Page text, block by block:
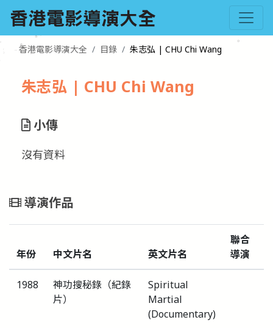
香港電影導演大全 目錄 朱志弘 | CHU Chi Wang
朱志弘 | CHU Chi Wang
小傳
沒有資料
導演作品
年份 中文片名 英文片名
聯合
導演
1988
神功搜秘錄（紀錄
片）
Spiritual
Martial
(Documentary)